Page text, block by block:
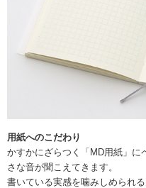
用紙へのこだわり
かすかにざらつく「MD用紙」に
さな音が聞こえてきます。
書いている実感を噛みしめられ